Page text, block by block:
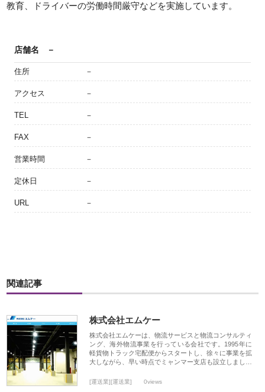
教育、ドライバーの労働時間厳守などを実施しています。
店舗名 －
住所 －
アクセス －
TEL －
FAX －
営業時間 －
定休日 －
URL －
関連記事
株式会社エムケー
株式会社エムケーは、物流サービスと物流コンサルティ
ング、海外物流事業を行っている会社です。1995年に
軽貨物トラック宅配便からスタートし、徐々に事業を拡
大しながら、早い時点でミャンマー支店も設立しまし…
[運送業][運送業] 0views